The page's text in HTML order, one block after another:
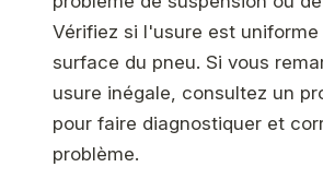
Vérifiez si l'usure est
surface du pneu. Si vous
usure inégale, consultez un
pour faire diagnostiquer et
problème.